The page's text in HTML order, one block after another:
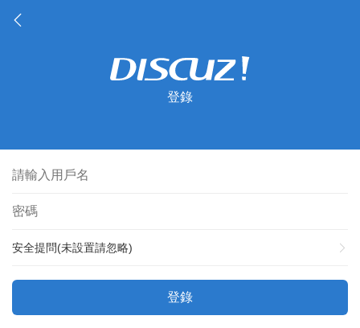
登錄
安全提問(未設置請忽略)
登錄